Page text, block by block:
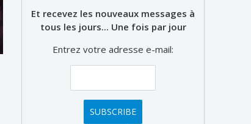
Et recevez les nouveaux messages à
tous les jours... Une fois par jour
Entrez votre adresse e-mail: